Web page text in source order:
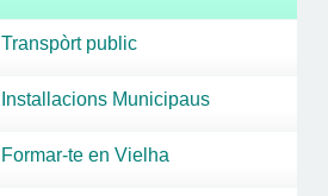
Transpòrt public
Installacions Municipaus
Formar-te en Vielha